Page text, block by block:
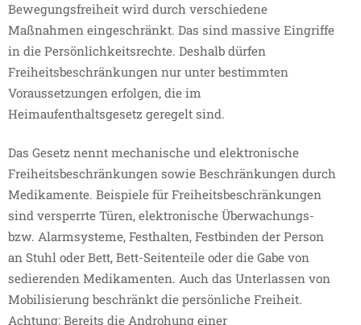
Bewegungsfreiheit wird durch verschiedene
Maßnahmen eingeschränkt. Das sind massive Eingriffe
in die Persönlichkeitsrechte. Deshalb dürfen
Freiheitsbeschränkungen nur unter bestimmten
Voraussetzungen erfolgen, die im
Heimaufenthaltsgesetz geregelt sind.
Das Gesetz nennt mechanische und elektronische
Freiheitsbeschränkungen sowie Beschränkungen durch
Medikamente. Beispiele für Freiheitsbeschränkungen
sind versperrte Türen, elektronische Überwachungs-
bzw. Alarmsysteme, Festhalten, Festbinden der Person
an Stuhl oder Bett, Bett-Seitenteile oder die Gabe von
sedierenden Medikamenten. Auch das Unterlassen von
Mobilisierung beschränkt die persönliche Freiheit.
Achtung: Bereits die Androhung einer